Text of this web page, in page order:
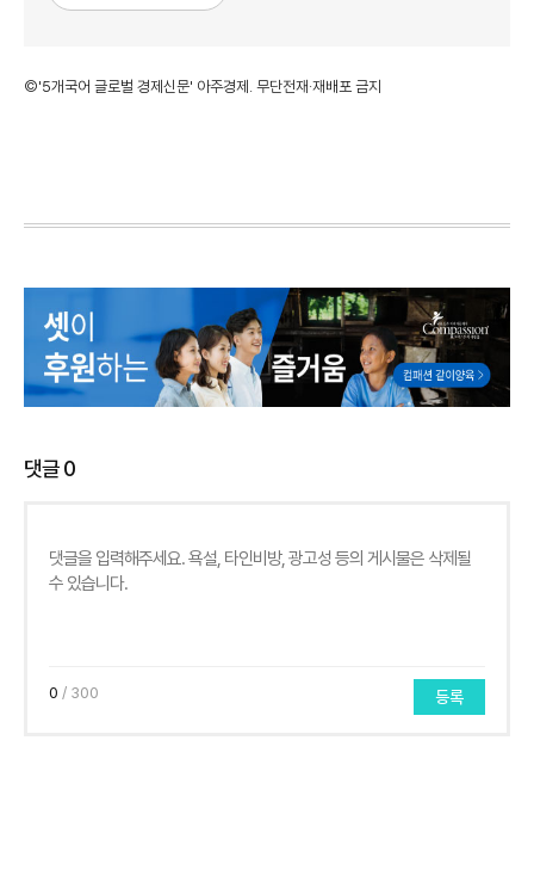
©'5개국어 글로벌 경제신문' 아주경제. 무단전재·재배포 금지
댓글0
0 / 300 등록